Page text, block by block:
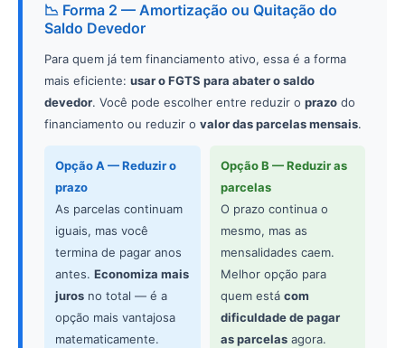
📉 Forma 2 — Amortização ou Quitação do
Saldo Devedor
Para quem já tem financiamento ativo, essa é a forma
mais eficiente: usar o FGTS para abater o saldo
devedor. Você pode escolher entre reduzir o prazo do
financiamento ou reduzir o valor das parcelas mensais.
Opção A — Reduzir o
prazo
As parcelas continuam
iguais, mas você
termina de pagar anos
antes. Economiza mais
juros no total — é a
opção mais vantajosa
matematicamente.
Opção B — Reduzir as
parcelas
O prazo continua o
mesmo, mas as
mensalidades caem.
Melhor opção para
quem está com
dificuldade de pagar
as parcelasagora.